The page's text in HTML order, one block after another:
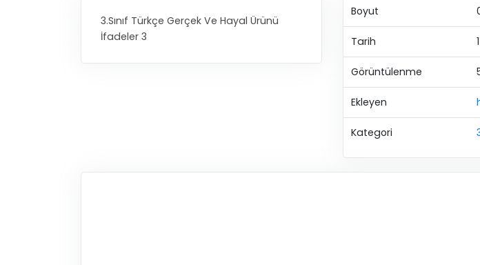
3.Sınıf Türkçe Gerçek Ve Hayal Ürünü
İfadeler 3
Boyut
Tarih
Görüntülenme
Ekleyen
Kategori